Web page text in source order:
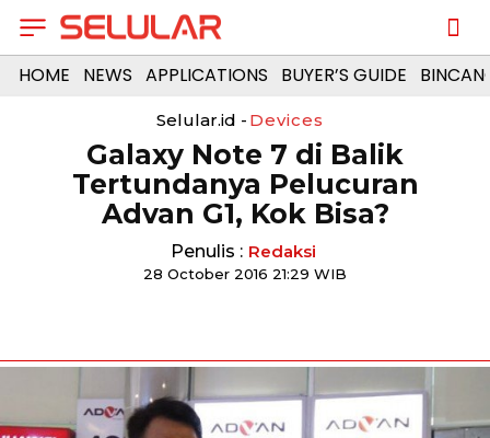
HOME NEWS APPLICATIONS BUYER’S GUIDE
Selular.id - Devices
Galaxy Note 7 di Balik
Tertundanya Pelucuran
Advan G1, Kok Bisa?
Penulis : Redaksi
28 October 2016 21:29 WIB